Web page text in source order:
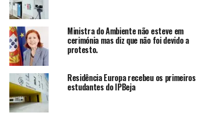
Ministra do Ambiente não esteve em
cerimónia mas diz que não foi devido a
protesto.
Residência Europa recebeu os primeiros
estudantes do IPBeja